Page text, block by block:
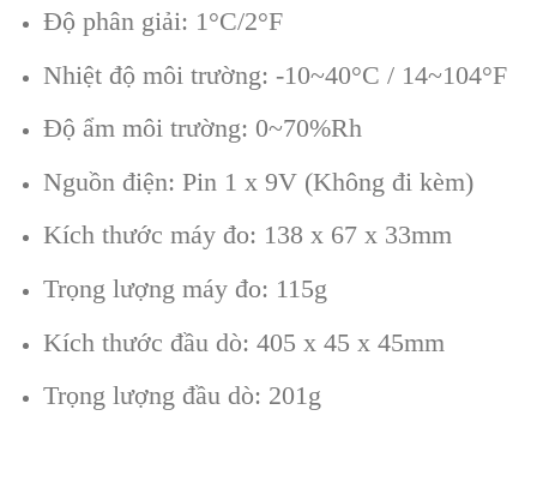
Độ phân giải: 1°C/2°F
Nhiệt độ môi trường: -10~40°C / 14~104°F
Độ ẩm môi trường: 0~70%Rh
Nguồn điện: Pin 1 x 9V (Không đi kèm)
Kích thước máy đo: 138 x 67 x 33mm
Trọng lượng máy đo: 115g
Kích thước đầu dò: 405 x 45 x 45mm
Trọng lượng đầu dò: 201g